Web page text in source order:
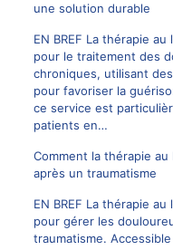
une solution durable
EN BREF La thérapie
pour le traitement des
chroniques, utilisant
pour favoriser la
ce service est
patients en…
Comment la thérapie
après un traumatisme
EN BREF La thérapie
pour gérer les
traumatisme.